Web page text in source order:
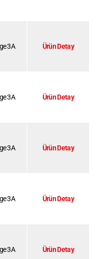
3A Ürün Detay
3A Ürün Detay
3A Ürün Detay
3A Ürün Detay
3A Ürün Detay